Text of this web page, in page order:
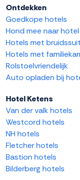
Ontdekken
Goedkope hotels
Hond mee naar hotel
Hotels met
Hotels met
Rolstoelvriendelijk
Auto opladen bij
Hotel Ketens
Van der valk hotels
Westcord hotels
NH hotels
Fletcher hotels
Bastion hotels
Bilderberg hotels